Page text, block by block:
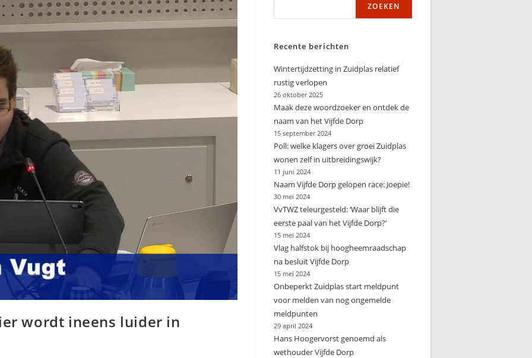
zoeken
wordt ineens luider in
ZOEKEN
Recente berichten
Wintertijdzetting in Zuidplas relatief
rustig verlopen
26 oktober 2025
Maak deze woordzoeker en ontdek de
naam van het Vijfde Dorp
15 september 2024
Poll: welke klagers over groei Zuidplas
wonen zelf in uitbreidingswijk?
11 juni 2024
Naam Vijfde Dorp gelopen race: Joepie!
30 mei 2024
VvTWZ teleurgesteld: ‘Waar blijft die
eerste paal van het Vijfde Dorp?’
15 mei 2024
Vlag halfstok bij hoogheemraadschap
na besluit Vijfde Dorp
15 mei 2024
Onbeperkt Zuidplas start meldpunt
voor melden van nog ongemelde
meldpunten
29 april 2024
Hans Hoogervorst genoemd als
wethouder Vijfde Dorp